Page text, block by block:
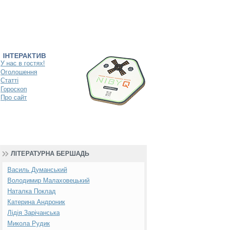
ІНТЕРАКТИВ
У нас в гостях!
Оголошення
Статті
Гороскоп
Про сайт
ЛІТЕРАТУРНА БЕРШАДЬ
Василь Думанський
Володимир Малаховецький
Наталка Поклад
Катерина Андроник
Лідія Зарічанська
Микола Рудик